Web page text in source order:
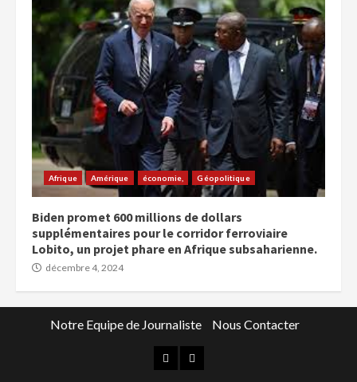
Afrique Amérique économie, Géopolitique
Biden promet 600 millions de dollars
supplémentaires pour le corridor ferroviaire
Lobito, un projet phare en Afrique subsaharienne.
décembre 4, 2024
Notre Equipe de Journaliste Nous Contacter